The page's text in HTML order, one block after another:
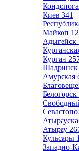
Кондопога
Киев 341
Майкоп
Адыгейск
Курган
Шадринск
Амурская
Белогорск
Атырау 261
Кульсары 1
Западно-